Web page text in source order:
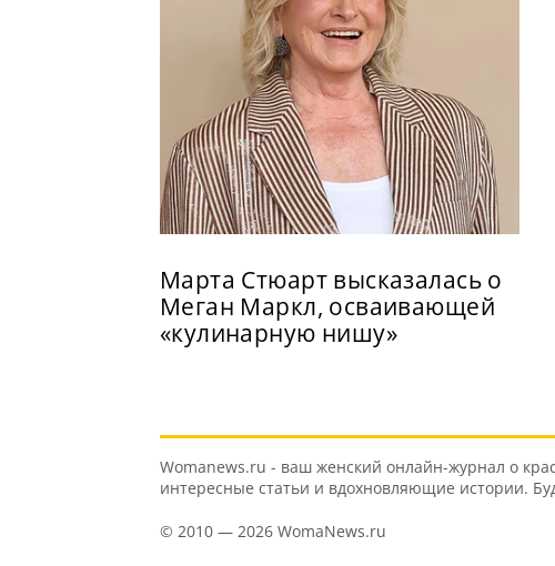
Марта Стюарт высказалась о
Меган Маркл, осваивающей
«кулинарную нишу»
Womanews.ru - ваш женский онлайн-журнал о
интересные статьи и вдохновляющие истории.
© 2010 — 2026 WomaNews.ru